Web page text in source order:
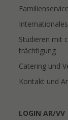
Familienservice
Internationales
Studieren mit
trächtigung
Catering und
Kontakt und
LOGIN AR/VV